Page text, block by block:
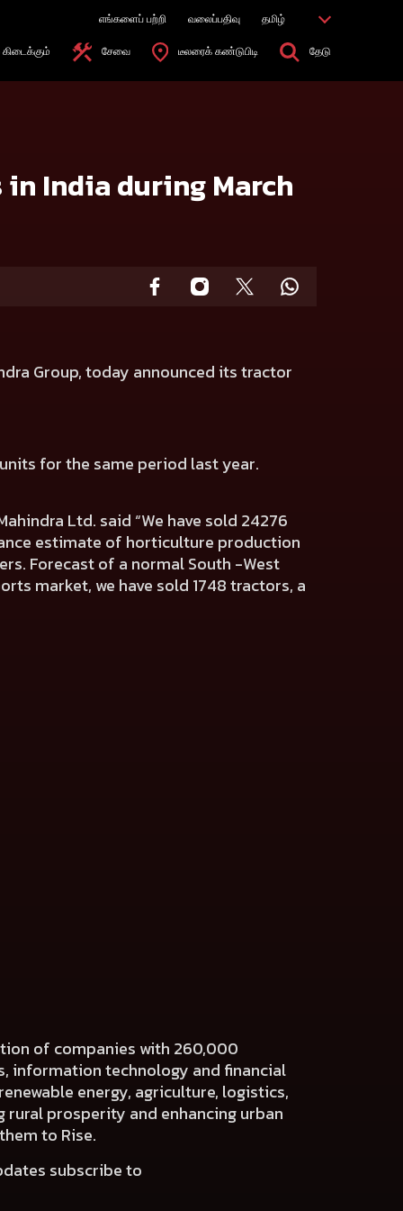
எங்களைப் பற்றி வலைப்பதிவு தமிழ்
சேவை டீலரைக் கண்டுபிடி தேடு
in India during March
Group, today announced its tractor
for the same period last year.
Ltd. said “We have sold 24276
estimate of horticulture production
Forecast of a normal South -West
market, we have sold 1748 tractors, a
of companies with 260,000
information technology and financial
energy, agriculture, logistics,
rural prosperity and enhancing urban
to Rise.
subscribe to